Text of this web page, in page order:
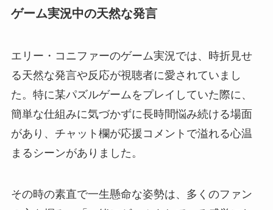
ゲーム実況中の天然な発言
エリー・コニファーのゲーム実況では、時折見せ
る天然な発言や反応が視聴者に愛されていまし
た。特に某パズルゲームをプレイしていた際に、
簡単な仕組みに気づかずに長時間悩み続ける場面
があり、チャット欄が応援コメントで溢れる心温
まるシーンがありました。
その時の素直で一生懸命な姿勢は、多くのファン